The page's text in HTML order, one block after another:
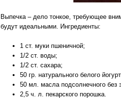
Выпечка – дело тонкое, требующее
будут идеальными. Ингредиенты:
1 ст. муки пшеничной;
1/2 ст. воды;
1/2 ст. сахара;
50 гр. натурального белого
50 мл. масла подсолнечного без
2,5 ч. л. пекарского порошка.